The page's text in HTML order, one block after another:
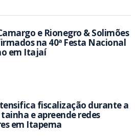
e Rionegro & Solimões
na 40ª Festa Nacional
em Itajaí
fiscalização durante a
e apreende redes
em Itapema